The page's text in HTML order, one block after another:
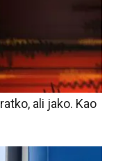
ali jako. Kao